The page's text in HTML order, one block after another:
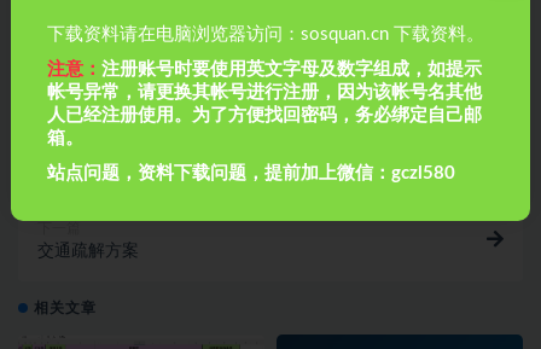
上一篇
交通疏解方案
相关文章
下载资料请在电脑浏览器访问：sosquan.cn 下载资料。
注意：注册账号时要使用英文字母及数字组成，如提示
帐号异常，请更换其帐号进行注册，因为该帐号名其他
人已经注册使用。为了方便找回密码，务必绑定自己邮
箱。
站点问题，资料下载问题，提前加上微信：gczl580